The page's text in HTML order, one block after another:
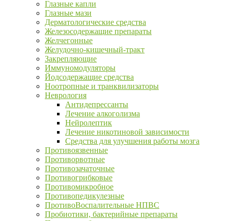
Глазные капли
Глазные мази
Дерматологические средства
Железосодержащие препараты
Желчегонные
Желудочно-кишечный-тракт
Закрепляющие
Иммуномодуляторы
Йодсодержащие средства
Ноотропные и транквилизаторы
Неврология
Антидепрессанты
Лечение алкоголизма
Нейролептик
Лечение никотиновой зависимости
Средства для улучшения работы мозга
Противоязвенные
Противорвотные
Противозачаточные
Противогрибковые
Противомикробное
Противопедикулезные
ПротивоВоспалительные НПВС
Пробиотики, бактерийные препараты